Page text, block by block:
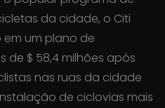
da cidade, o Citi
em um plano de
de $ 58,4 milhões após
nas ruas da cidade
de ciclovias mais